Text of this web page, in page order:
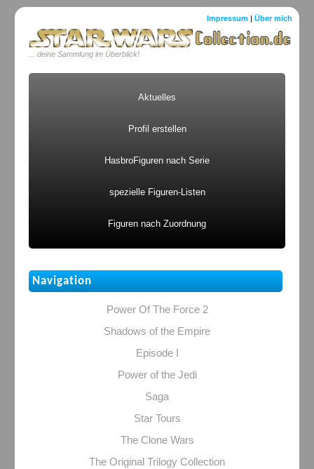
Impressum |Über mich
... deine Sammlung im Überblick!
Aktuelles
Profil erstellen
HasbroFiguren nach Serie
spezielle Figuren-Listen
Figuren nach Zuordnung
Navigation
Power Of The Force 2
Shadows of the Empire
Episode I
Power of the Jedi
Saga
Star Tours
The Clone Wars
The Original Trilogy Collection